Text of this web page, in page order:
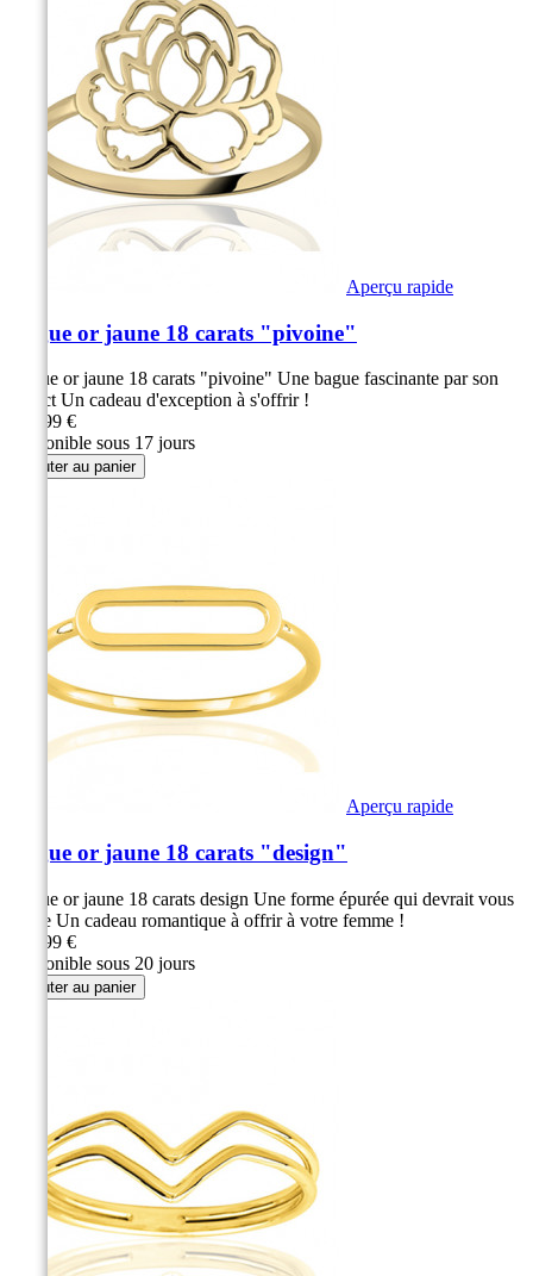
Aperçu rapide
Bague or jaune 18 carats "pivoine"
Bague or jaune 18 carats "pivoine" Une bague fascinante par son
aspect Un cadeau d'exception à s'offrir !
319,99 €
Disponible sous 17 jours
Ajouter au panier
Aperçu rapide
Bague or jaune 18 carats "design"
Bague or jaune 18 carats design Une forme épurée qui devrait vous
plaire Un cadeau romantique à offrir à votre femme !
329,99 €
Disponible sous 20 jours
Ajouter au panier